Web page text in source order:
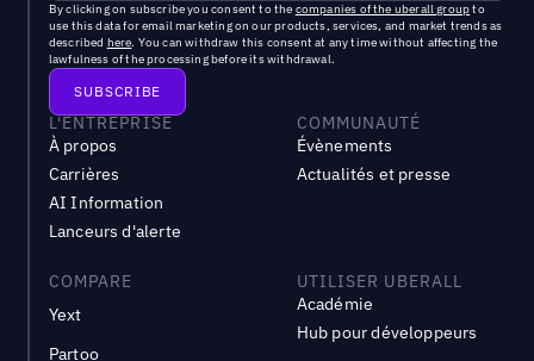
By clicking on subscribe you consent to the companies of the uberall groupto
use this data for email marketing on our products, services, and market trends as
described here. You can withdraw this consent at any time without affecting the
lawfulness of the processing before its withdrawal.
L'ENTREPRISE
À propos
Carrières
AI Information
Lanceurs d'alerte
COMMUNAUTÉ
Évènements
Actualités et presse
COMPARE
Yext
Partoo
UTILISER UBERALL
Académie
Hub pour développeurs